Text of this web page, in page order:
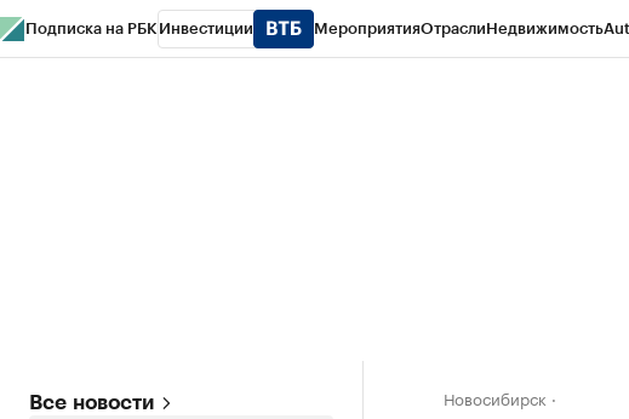
Подписка на РБК Инвестиции МероприятияОтраслиНедвижимость
Все новости Новосибирск